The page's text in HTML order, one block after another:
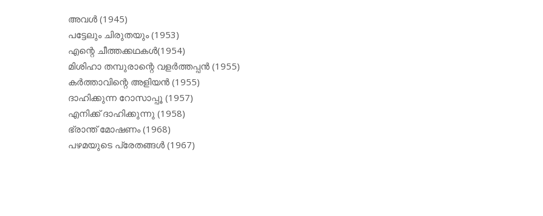
അവള്‍ (1945)
പട്ടേലും ചിരുതയും (1953)
എന്റെ ചീത്തക്കഥകള്‍(1954)
മിശിഹാ തമ്പുരാന്റെ വളര്‍ത്തപ്പന്‍ (1955)
കര്‍ത്താവിന്റെ അളിയന്‍ (1955)
ദാഹിക്കുന്ന റോസാപ്പൂ (1957)
എനിക്ക് ദാഹിക്കുന്നു (1958)
ഭ്രാന്ത് മോഷണം (1968)
പഴമയുടെ പ്രേതങ്ങള്‍ (1967)